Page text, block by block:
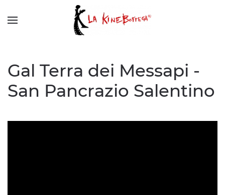
Gal Terra dei Messapi -
San Pancrazio Salentino